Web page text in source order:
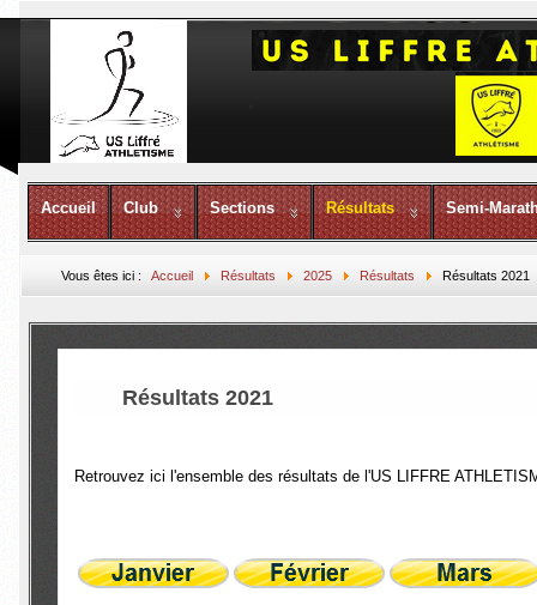
Accueil Club Sections Résultats Semi-
Vous êtes ici :Accueil Résultats 2025 Résultats Résultats 2021
Résultats 2021
Retrouvez ici l'ensemble des résultats de l'US LIFFRE